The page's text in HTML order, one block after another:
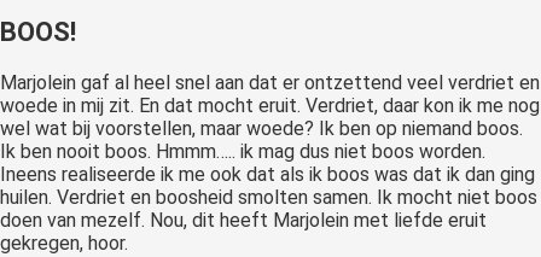
BOOS!
Marjolein gaf al heel snel aan dat er ontzettend veel verdriet en
woede in mij zit. En dat mocht eruit. Verdriet, daar kon ik me nog
wel wat bij voorstellen, maar woede? Ik ben op niemand boos.
Ik ben nooit boos. Hmmm….. ik mag dus niet boos worden.
Ineens realiseerde ik me ook dat als ik boos was dat ik dan ging
huilen. Verdriet en boosheid smolten samen. Ik mocht niet boos
doen van mezelf. Nou, dit heeft Marjolein met liefde eruit
gekregen, hoor.